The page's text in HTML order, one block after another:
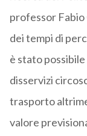
professor Fabio
dei tempi di
è stato
disservizi
trasporto
valore